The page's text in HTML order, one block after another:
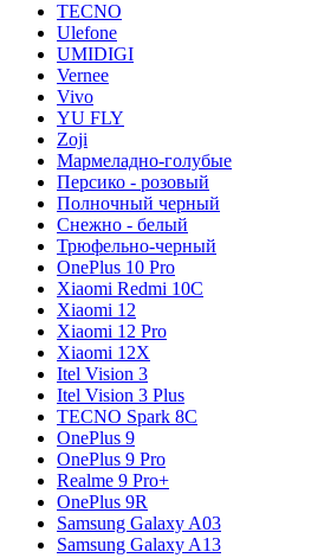
TECNO
Ulefone
UMIDIGI
Vernee
Vivo
YU FLY
Zoji
Мармеладно-голубые
Персико - розовый
Полночный черный
Снежно - белый
Трюфельно-черный
OnePlus 10 Pro
Xiaomi Redmi 10C
Xiaomi 12
Xiaomi 12 Pro
Xiaomi 12X
Itel Vision 3
Itel Vision 3 Plus
TECNO Spark 8C
OnePlus 9
OnePlus 9 Pro
Realme 9 Pro+
OnePlus 9R
Samsung Galaxy A03
Samsung Galaxy A13